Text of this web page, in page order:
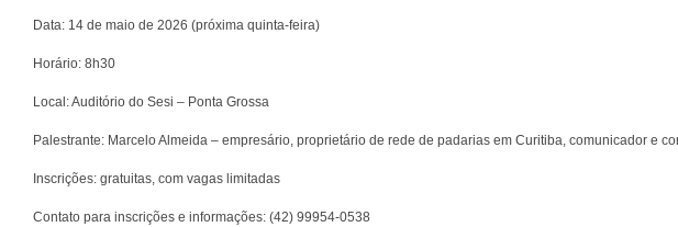
Data: 14 de maio de 2026 (próxima quinta-feira)
Horário: 8h30
Local: Auditório do Sesi – Ponta Grossa
Palestrante: Marcelo Almeida – empresário, proprietário de rede de padarias em Curitiba, comunicador e
Inscrições: gratuitas, com vagas limitadas
Contato para inscrições e informações: (42) 99954‑0538